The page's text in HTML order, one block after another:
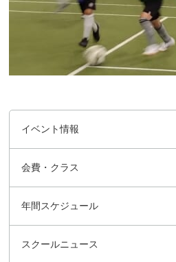
イベント情報
会費・クラス
年間スケジュール
スクールニュース